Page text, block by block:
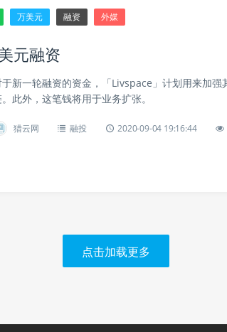
万美元 融资 外媒
元融资
新一轮融资的资金，「Livspace」计划用来加强
此外，这笔钱将用于业务扩张。
猎云网 融投 2020-09-04 19:16:44
点击加载更多